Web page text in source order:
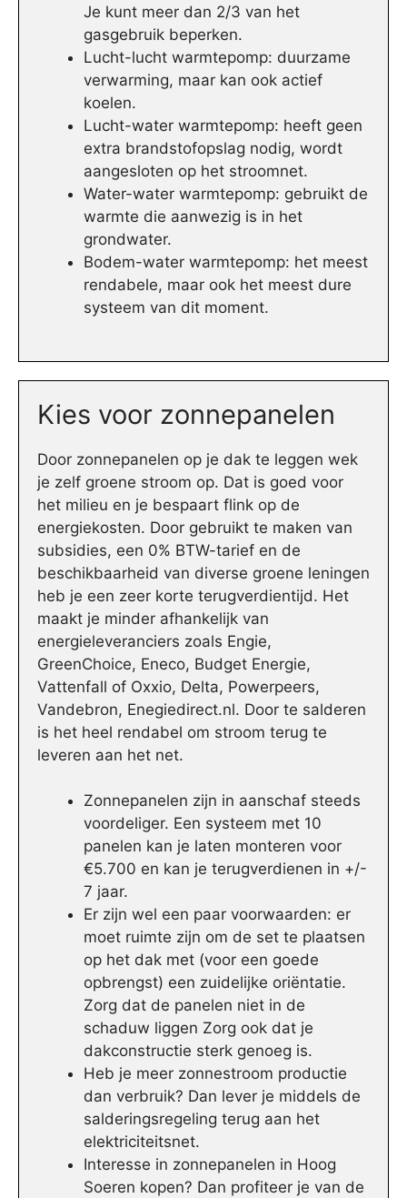
Je kunt meer dan 2/3 van het
gasgebruik beperken.
Lucht-lucht warmtepomp: duurzame
verwarming, maar kan ook actief
koelen.
Lucht-water warmtepomp: heeft geen
extra brandstofopslag nodig, wordt
aangesloten op het stroomnet.
Water-water warmtepomp: gebruikt de
warmte die aanwezig is in het
grondwater.
Bodem-water warmtepomp: het meest
rendabele, maar ook het meest dure
systeem van dit moment.
Kies voor zonnepanelen
Door zonnepanelen op je dak te leggen wek
je zelf groene stroom op. Dat is goed voor
het milieu en je bespaart flink op de
energiekosten. Door gebruikt te maken van
subsidies, een 0% BTW-tarief en de
beschikbaarheid van diverse groene leningen
heb je een zeer korte terugverdientijd. Het
maakt je minder afhankelijk van
energieleveranciers zoals Engie,
GreenChoice, Eneco, Budget Energie,
Vattenfall of Oxxio, Delta, Powerpeers,
Vandebron, Enegiedirect.nl. Door te salderen
is het heel rendabel om stroom terug te
leveren aan het net.
Zonnepanelen zijn in aanschaf steeds
voordeliger. Een systeem met 10
panelen kan je laten monteren voor
€5.700 en kan je terugverdienen in +/-
7 jaar.
Er zijn wel een paar voorwaarden: er
moet ruimte zijn om de set te plaatsen
op het dak met (voor een goede
opbrengst) een zuidelijke oriëntatie.
Zorg dat de panelen niet in de
schaduw liggen Zorg ook dat je
dakconstructie sterk genoeg is.
Heb je meer zonnestroom productie
dan verbruik? Dan lever je middels de
salderingsregeling terug aan het
elektriciteitsnet.
Interesse in zonnepanelen in Hoog
Soeren kopen? Dan profiteer je van de